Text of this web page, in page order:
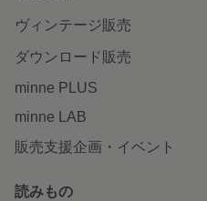
ヴィンテージ販売
ダウンロード販売
minne PLUS
minne LAB
販売支援企画・イベント
読みもの